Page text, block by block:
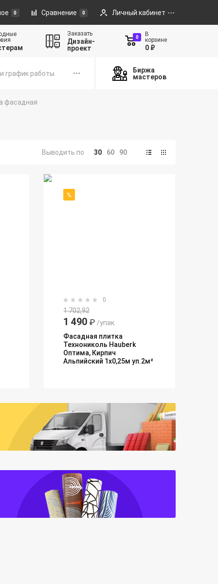
0 Сравнение 0 Личный кабинет
Заказать
Дизайн-
проект
0
В
корзине
0 ₽
график работы
Биржа
мастеров
фасадная
Выводить по 30 60 90
%
0
1 702,92
1 490 ₽ /упак.
Фасадная плитка
Технониколь Hauberk
Оптима, Кирпич
Альпийский 1х0,25м уп.2м²